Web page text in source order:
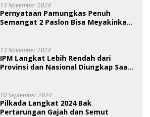
13 November 2024
Pernyataan Pamungkas Penuh
Semangat 2 Paslon Bisa Meyakinkan
13 November 2024
IPM Langkat Lebih Rendah dari
Provinsi dan Nasional Diungkap Saat
10 September 2024
Pilkada Langkat 2024 Bak
Pertarungan Gajah dan Semut